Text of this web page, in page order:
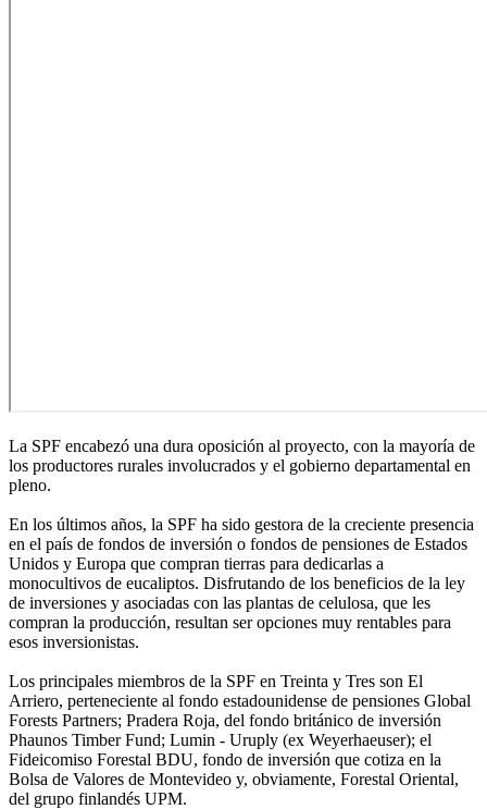
La SPF encabezó una dura oposición al proyecto, con la mayoría de
los productores rurales involucrados y el gobierno departamental en
pleno.
En los últimos años, la SPF ha sido gestora de la creciente presencia
en el país de fondos de inversión o fondos de pensiones de Estados
Unidos y Europa que compran tierras para dedicarlas a
monocultivos de eucaliptos. Disfrutando de los beneficios de la ley
de inversiones y asociadas con las plantas de celulosa, que les
compran la producción, resultan ser opciones muy rentables para
esos inversionistas.
Los principales miembros de la SPF en Treinta y Tres son El
Arriero, perteneciente al fondo estadounidense de pensiones Global
Forests Partners; Pradera Roja, del fondo británico de inversión
Phaunos Timber Fund; Lumin - Uruply (ex Weyerhaeuser); el
Fideicomiso Forestal BDU, fondo de inversión que cotiza en la
Bolsa de Valores de Montevideo y, obviamente, Forestal Oriental,
del grupo finlandés UPM.